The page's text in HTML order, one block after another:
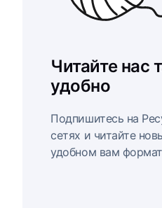
Читайте нас
удобно
Подпишитесь на
сетях и читайте
удобном вам